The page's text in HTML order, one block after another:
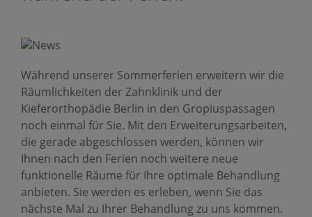
Während unserer Sommerferien erweitern wir die
Räumlichkeiten der Zahnklinik und der
Kieferorthopädie Berlin in den Gropiuspassagen
noch einmal für Sie. Mit den Erweiterungs­arbeiten,
die gerade abgeschlossen werden, können wir
Ihnen nach den Ferien noch weitere neue
funktionelle Räume für Ihre optimale Behandlung
anbieten. Sie werden es erleben, wenn Sie das
nächste Mal zu Ihrer Behandlung zu uns kommen.